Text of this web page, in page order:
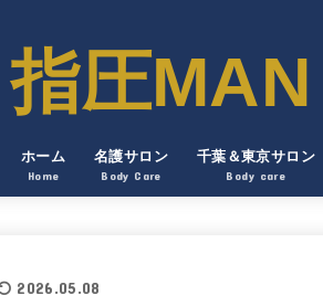
指圧
ホーム
Home
名護サロン
Body Care
千葉＆東京サロン
Body care
2026.05.08